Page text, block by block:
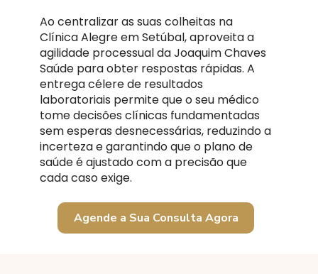
Ao centralizar as suas colheitas na
Clínica Alegre em Setúbal, aproveita a
agilidade processual da Joaquim Chaves
Saúde para obter respostas rápidas. A
entrega célere de resultados
laboratoriais permite que o seu médico
tome decisões clínicas fundamentadas
sem esperas desnecessárias, reduzindo a
incerteza e garantindo que o plano de
saúde é ajustado com a precisão que
cada caso exige.
Agende a Sua Consulta Agora